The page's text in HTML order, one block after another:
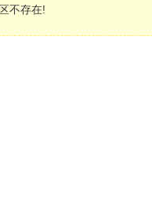
不存在!